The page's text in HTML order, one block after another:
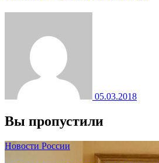
05.03.2018
Вы пропустили
Новости России